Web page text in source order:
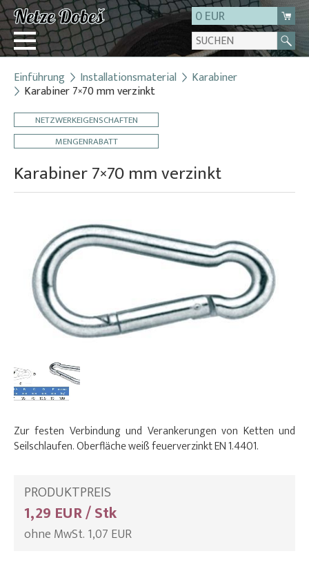
0 EUR
Login
Registrierung
Über uns
Kontakt
Einführung Installationsmaterial Karabiner
Karabiner 7×70 mm verzinkt
NETZWERKEIGENSCHAFTEN
MENGENRABATT
Karabiner 7×70 mm verzinkt
Zur festen Verbindung und Verankerungen von Ketten und
Seilschlaufen. Oberfläche weiß feuerverzinkt EN 1.4401.
PRODUKTPREIS
1,29 EUR / Stk
ohne MwSt. 1,07 EUR